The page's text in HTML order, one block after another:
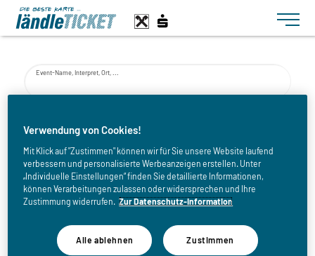
Toggle
Event-Name, Interpret, Ort, ...
bis
Verwendung von Cookies!
Mit Klick auf "Zustimmen" können wir für Sie unsere Website laufend
verbessern und personalisierte Werbeanzeigen erstellen. Unter
„Individuelle Einstellungen“ finden Sie detaillierte Informationen,
können Verarbeitungen zulassen oder widersprechen und Ihre
Zustimmung widerrufen. Zur Datenschutz-Information
Alle ablehnen Zustimmen